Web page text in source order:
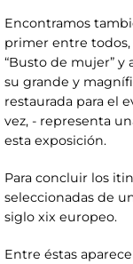
Encontramos
primer entre todos,
“Busto de mujer” y
su grande y
restaurada para el
vez, - representa
esta exposición.
Para concluir los
seleccionadas de
siglo xix europeo.
Entre éstas